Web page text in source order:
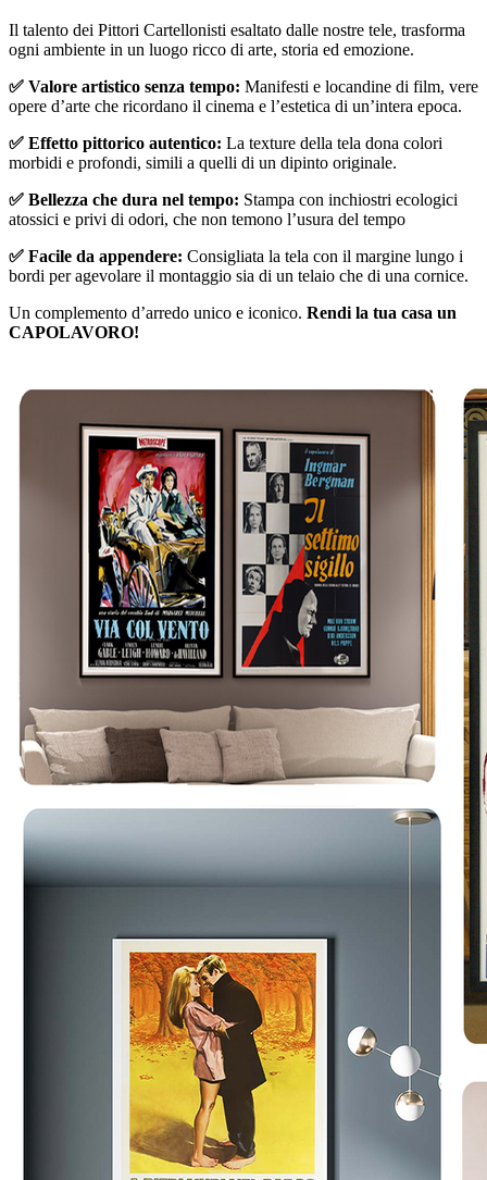
Il talento dei Pittori Cartellonisti esaltato dalle nostre tele, trasforma
ogni ambiente in un luogo ricco di arte, storia ed emozione.
✅ Valore artistico senza tempo: Manifesti e locandine di film, vere
opere d’arte che ricordano il cinema e l’estetica di un’intera epoca.
✅ Effetto pittorico autentico: La texture della tela dona colori
morbidi e profondi, simili a quelli di un dipinto originale.
✅ Bellezza che dura nel tempo: Stampa con inchiostri ecologici
atossici e privi di odori, che non temono l’usura del tempo
✅ Facile da appendere: Consigliata la tela con il margine lungo i
bordi per agevolare il montaggio sia di un telaio che di una cornice.
Un complemento d’arredo unico e iconico. Rendi la tua casa un
CAPOLAVORO!